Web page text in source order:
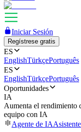
Iniciar Sesión
Regístrese gratis
ES
EnglishTürkçePortuguês
ES
EnglishTürkçePortuguês
Oportunidades
IA
Aumenta el rendimiento
equipo con IA
Agente de IA